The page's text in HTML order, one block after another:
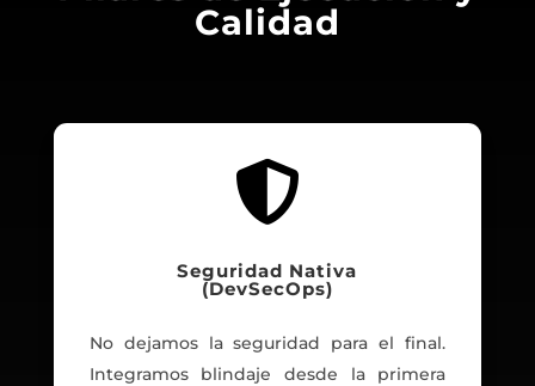
Calidad

Seguridad Nativa
(DevSecOps)
No dejamos la seguridad para el final.
Integramos blindaje desde la primera